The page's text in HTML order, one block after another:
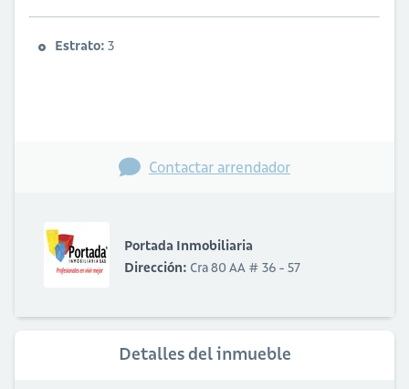
Estrato: 3
Contactar arrendador
Portada Inmobiliaria
Dirección: Cra 80 AA # 36 - 57
Detalles del inmueble